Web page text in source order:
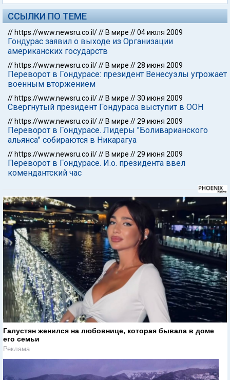
ССЫЛКИ ПО ТЕМЕ
// https://www.newsru.co.il/// В мире //04 июля 2009
Гондурас заявил о выходе из Организации
американских государств
// https://www.newsru.co.il/// В мире //28 июня 2009
Переворот в Гондурасе: президент Венесуэлы угрожает
военным вторжением
// https://www.newsru.co.il/// В мире //30 июня 2009
Свергнутый президент Гондураса выступит в ООН
// https://www.newsru.co.il/// В мире //29 июня 2009
Переворот в Гондурасе. Лидеры "Боливарианского
альянса" собираются в Никарагуа
// https://www.newsru.co.il/// В мире //29 июня 2009
Переворот в Гондурасе. И.о. президента ввел
комендантский час
Галустян женился на любовнице, которая бывала в доме
его семьи
Реклама